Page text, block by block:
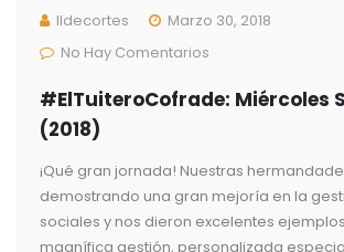
Ildecortes
Marzo 30, 2018
No Hay Comentarios
#ElTuiteroCofrade: Miércoles
(2018)
¡Qué gran jornada! Nuestras
demostrando una gran mejoría en la
sociales y nos dieron excelentes
magnífica gestión, personalizada